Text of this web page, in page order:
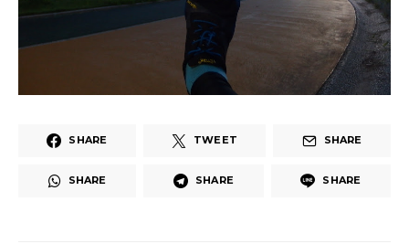
SHARE TWEET SHARE
SHARE SHARE SHARE